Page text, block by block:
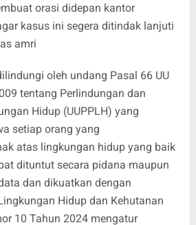
orasi didepan kantor
kasus ini segera ditindak lanjuti
amri
oleh undang Pasal 66 UU
tentang Perlindungan dan
Hidup (UUPPLH) yang
setiap orang yang
atas lingkungan hidup yang baik
dituntut secara pidana maupun
dan dikuatkan dengan
Hidup dan Kehutanan
10 Tahun 2024 mengatur